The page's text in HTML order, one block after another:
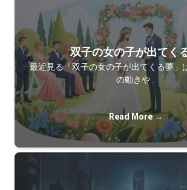
双子の女の子が出てく
最近見る「双子の女の子が出てくる夢」
の動きや…
Read More →